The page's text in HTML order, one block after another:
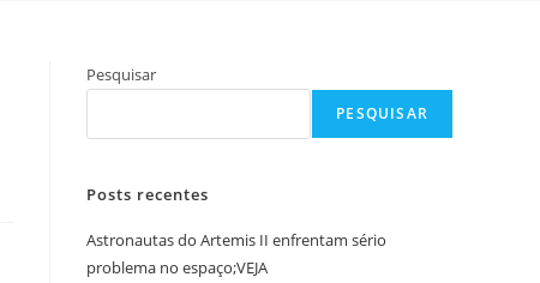
Pesquisar
PESQUISAR
Posts recentes
Astronautas do Artemis II enfrentam sério
problema no espaço;VEJA